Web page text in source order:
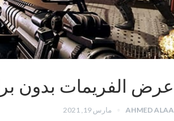
عرض الفريمات بدون
AHMED ALAA مارس 19, 2021